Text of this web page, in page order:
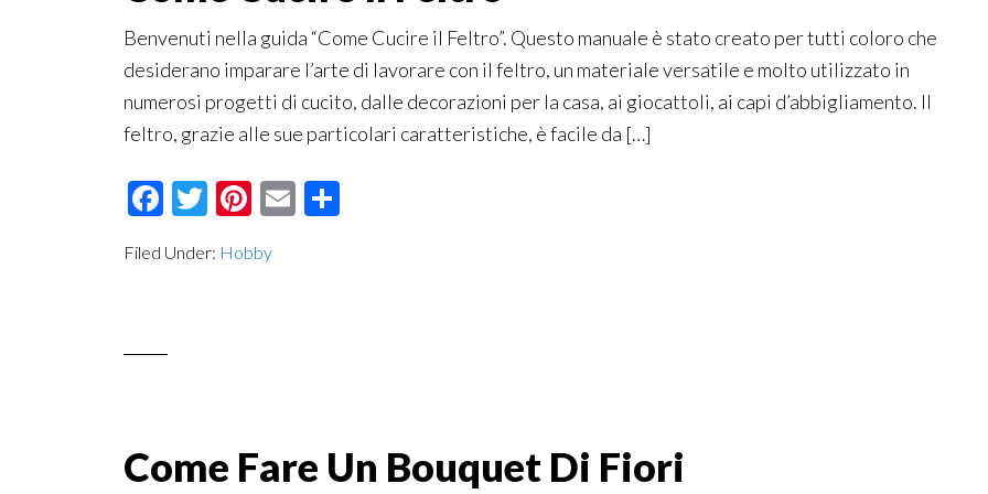
Benvenuti nella guida “Come Cucire il Feltro”. Questo manuale è stato creato per tutti coloro che
desiderano imparare l’arte di lavorare con il feltro, un materiale versatile e molto utilizzato in
numerosi progetti di cucito, dalle decorazioni per la casa, ai giocattoli, ai capi d’abbigliamento. Il
feltro, grazie alle sue particolari caratteristiche, è facile da […]
Facebook
Twitter
Pinterest
Email
Filed Under: Hobby
Come Fare Un Bouquet Di Fiori